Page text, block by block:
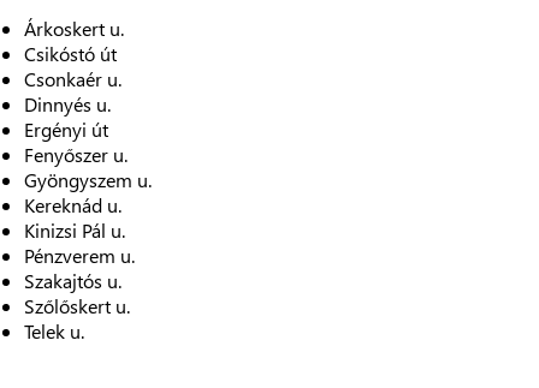
Árkoskert u.
Csikóstó út
Csonkaér u.
Dinnyés u.
Ergényi út
Fenyőszer u.
Gyöngyszem u.
Kereknád u.
Kinizsi Pál u.
Pénzverem u.
Szakajtós u.
Szőlőskert u.
Telek u.